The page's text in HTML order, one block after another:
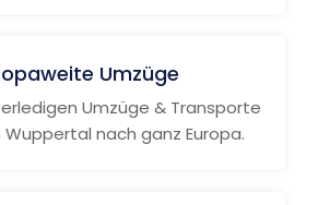
Umzüge
Umzüge & Transporte
Wuppertal nach ganz Europa.